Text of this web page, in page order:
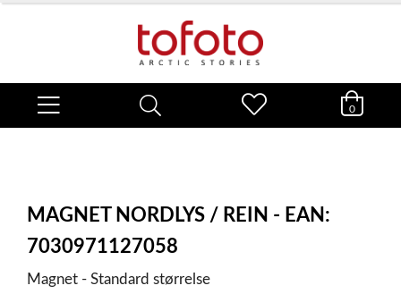
0
MAGNET NORDLYS / REIN - EAN:
7030971127058
Magnet - Standard størrelse